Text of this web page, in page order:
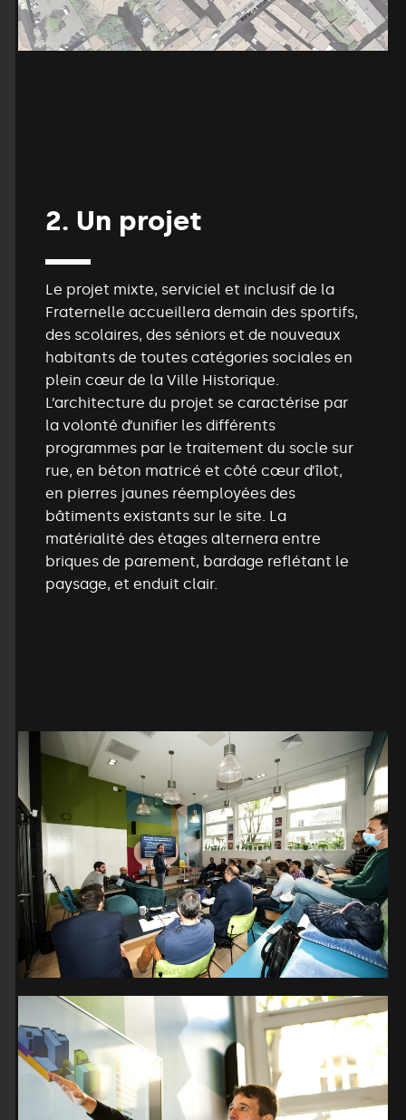
2. Un projet
Le projet mixte, serviciel et inclusif de la
Fraternelle accueillera demain des sportifs,
des scolaires, des séniors et de nouveaux
habitants de toutes catégories sociales en
plein cœur de la Ville Historique.
L’architecture du projet se caractérise par
la volonté d’unifier les différents
programmes par le traitement du socle sur
rue, en béton matricé et côté cœur d’îlot,
en pierres jaunes réemployées des
bâtiments existants sur le site. La
matérialité des étages alternera entre
briques de parement, bardage reflétant le
paysage, et enduit clair.